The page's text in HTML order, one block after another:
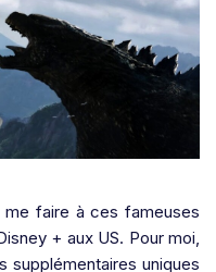
me faire à ces fameuses
+ aux US. Pour moi,
uniques